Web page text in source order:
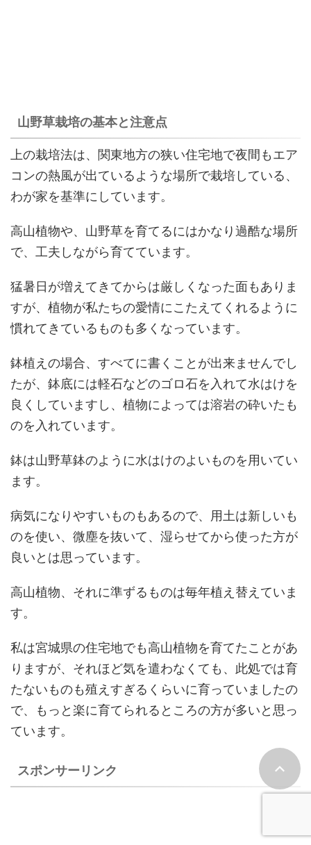
山野草栽培の基本と注意点
上の栽培法は、関東地方の狭い住宅地で夜間もエア
コンの熱風が出ているような場所で栽培している、
わが家を基準にしています。
高山植物や、山野草を育てるにはかなり過酷な場所
で、工夫しながら育てています。
猛暑日が増えてきてからは厳しくなった面もありま
すが、植物が私たちの愛情にこたえてくれるように
慣れてきているものも多くなっています。
鉢植えの場合、すべてに書くことが出来ませんでし
たが、鉢底には軽石などのゴロ石を入れて水はけを
良くしていますし、植物によっては溶岩の砕いたも
のを入れています。
鉢は山野草鉢のように水はけのよいものを用いてい
ます。
病気になりやすいものもあるので、用土は新しいも
のを使い、微塵を抜いて、湿らせてから使った方が
良いとは思っています。
高山植物、それに準ずるものは毎年植え替えていま
す。
私は宮城県の住宅地でも高山植物を育てたことがあ
りますが、それほど気を遣わなくても、此処では育
たないものも殖えすぎるくらいに育っていましたの
で、もっと楽に育てられるところの方が多いと思っ
ています。
スポンサーリンク